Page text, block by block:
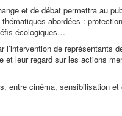
et de débat permettra au
abordées :
écologiques…
de représentants
et leur regard sur les actions
entre cinéma, sensibilisation